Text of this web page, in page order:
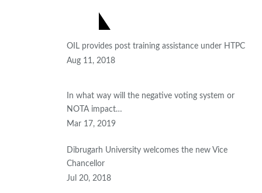
OIL provides post training assistance under HTPC
Aug 11, 2018
In what way will the negative voting system or
NOTA impact…
Mar 17, 2019
Dibrugarh University welcomes the new Vice
Chancellor
Jul 20, 2018